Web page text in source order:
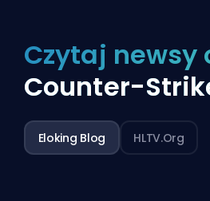
Czytaj newsy
Counter-
Eloking Blog HLTV.org